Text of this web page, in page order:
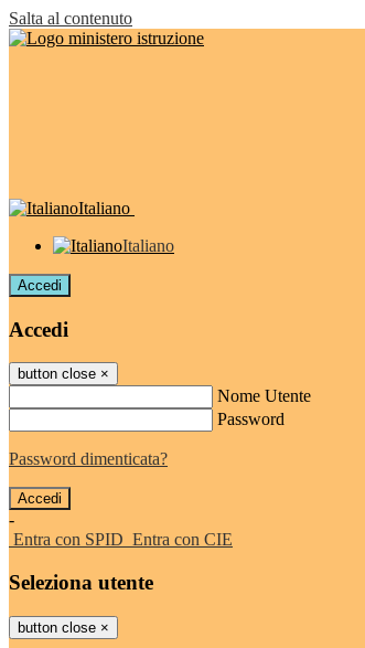
Salta al contenuto
Italiano
Italiano
Accedi
Accedi
button close ×
Nome Utente
Password
Password dimenticata?
-
Entra con SPID Entra con CIE
Seleziona utente
button close ×